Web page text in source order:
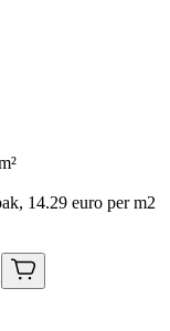
14.29 euro per m2